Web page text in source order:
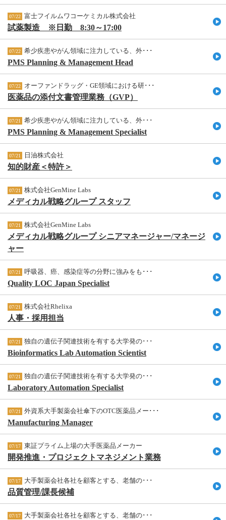
07/22 富士フイルムワコーケミカル株式会社
試薬製造 ※日勤 8:30～17:00
07/22 希少疾患やがん領域に注力している、外･･･
PMS Planning & Management Head
07/22 オーファンドラッグ・GE領域における研･･･
医薬品の添付文書管理業務（GVP）
07/21 希少疾患やがん領域に注力している、外･･･
PMS Planning & Management Specialist
07/21 日油株式会社
知的財産＜特許＞
07/21 株式会社GenMine Labs
メディカル戦略グループ スタッフ
07/21 株式会社GenMine Labs
メディカル戦略グループ シニアマネージャー/マネージ
ャー
07/21 呼吸器、癌、感染症等の分野に強みをも･･･
Quality LOC Japan Specialist
07/21 株式会社Rhelixa
人事・採用担当
07/21 独自の遺伝子関連技術を有する大学発の･･･
Bioinformatics Lab Automation Scientist
07/21 独自の遺伝子関連技術を有する大学発の･･･
Laboratory Automation Specialist
07/21 外資系大手製薬会社傘下のOTC医薬品メー･･･
Manufacturing Manager
07/17 東証プライム上場の大手医薬品メーカー
開発推進・プロジェクトマネジメント業務
07/17 大手製薬会社各社を顧客とする、老舗の･･･
品質管理/課長候補
07/17 大手製薬会社各社を顧客とする、老舗の･･･